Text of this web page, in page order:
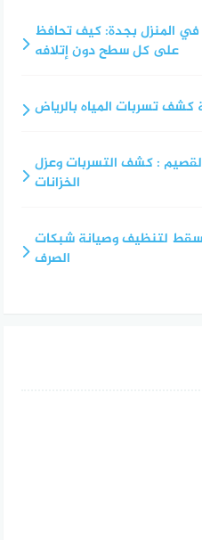
في المنزل بجدة: كيف تحافظ
على كل سطح دون إتلافه
تسربات المياه بالرياض
: كشف التسربات وعزل
الخزانات
لتنظيف وصيانة شبكات
الصرف